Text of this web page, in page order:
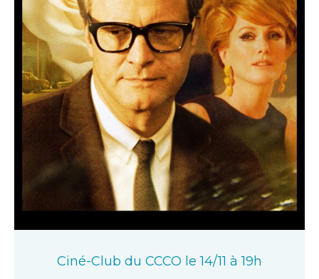
Ciné-Club du CCCO le 14/11 à 19h